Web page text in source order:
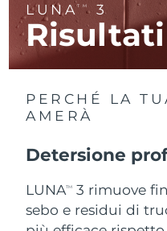
LUNATM 3
PERCHÉ LA
AMERÀ
Detersione
LUNATM
3 rimuove
sebo e residui di
RAS di Macao
Malaysia
Malta
Messico
Monaco
Paesi Bassi